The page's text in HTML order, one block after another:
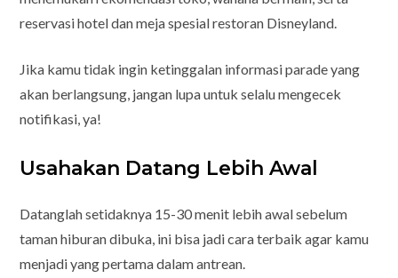
reservasi hotel dan meja spesial restoran Disneyland.
Jika kamu tidak ingin ketinggalan informasi parade yang
akan berlangsung, jangan lupa untuk selalu mengecek
notifikasi, ya!
Usahakan Datang Lebih Awal
Datanglah setidaknya 15-30 menit lebih awal sebelum
taman hiburan dibuka, ini bisa jadi cara terbaik agar kamu
menjadi yang pertama dalam antrean.